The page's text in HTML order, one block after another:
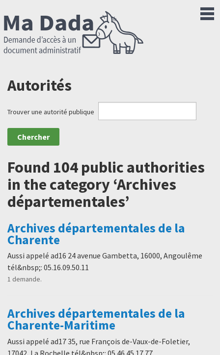
Autorités
Trouver une autorité publique
Found 104 public authorities
in the category ‘Archives
départementales’
Archives départementales de la
Charente
Aussi appelé ad16 24 avenue Gambetta, 16000, Angoulême
tél&nbsp;: 05.16.09.50.11
1 demande.
Archives départementales de la
Charente-Maritime
Aussi appelé ad17 35, rue François de-Vaux-de-Foletier,
17042, La Rochelle tél&nbsp;: 05.46.45.17.77